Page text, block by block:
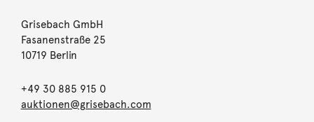
Grisebach GmbH
Fasanenstraße 25
10719 Berlin
+49 30 885 915 0
auktionen@grisebach.com